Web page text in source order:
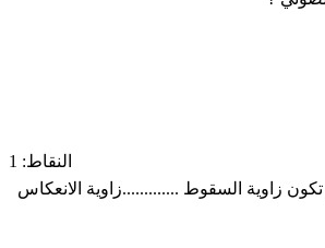
النقاط: 1
زاوية السقوط .............زاوية الانعكاس